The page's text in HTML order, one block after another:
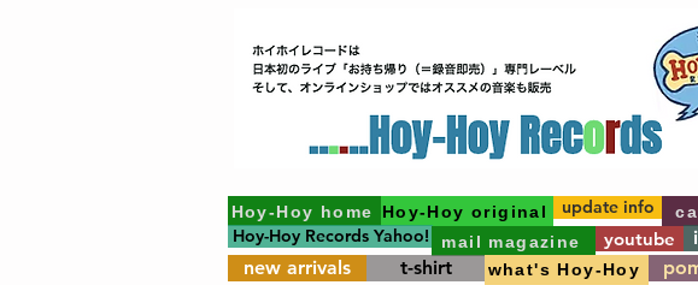
Hoy-Hoy home Hoy-Hoy original
Hoy-Hoy Records Yahoo! mail magazine youtube
new arrivals
t-shirt what's Hoy-Hoy
update info